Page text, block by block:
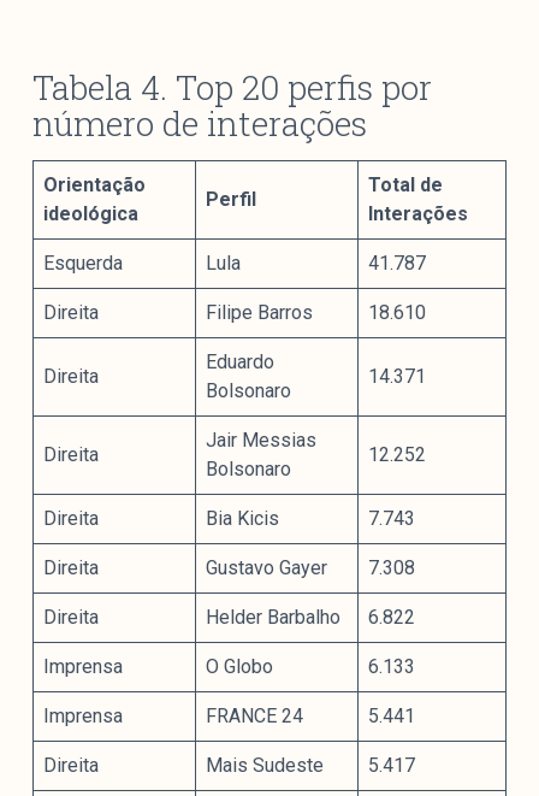
Tabela 4. Top 20 perfis por
número de interações
Orientação
ideológica
Perfil
Total de
Interações
Esquerda Lula 41.787
Direita Filipe Barros 18.610
Direita
Eduardo
Bolsonaro
14.371
Direita
Jair Messias
Bolsonaro
12.252
Direita Bia Kicis 7.743
Direita Gustavo Gayer 7.308
Direita Helder Barbalho 6.822
Imprensa O Globo 6.133
Imprensa FRANCE 24 5.441
Direita Mais Sudeste 5.417